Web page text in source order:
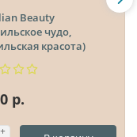
Beauty
чудо,
красота)
р.